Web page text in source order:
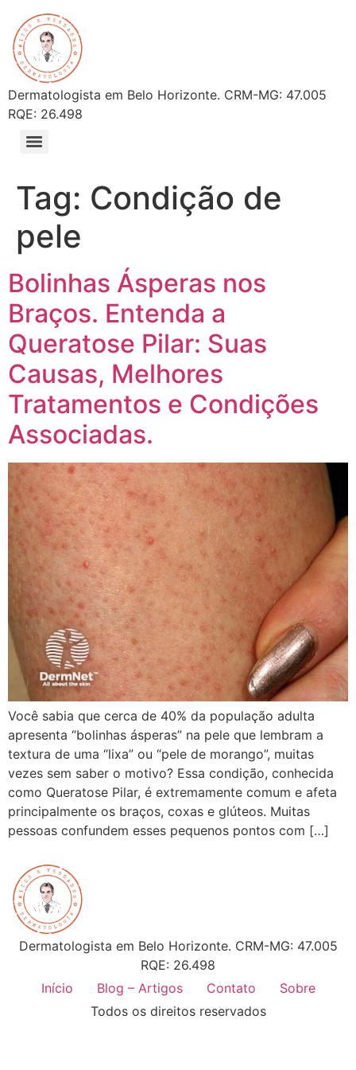
Dermatologista em Belo Horizonte. CRM-MG: 47.005
RQE: 26.498
Tag: Condição de
pele
Bolinhas Ásperas nos
Braços. Entenda a
Queratose Pilar: Suas
Causas, Melhores
Tratamentos e Condições
Associadas.
Você sabia que cerca de 40% da população adulta
apresenta “bolinhas ásperas” na pele que lembram a
textura de uma “lixa” ou “pele de morango”, muitas
vezes sem saber o motivo? Essa condição, conhecida
como Queratose Pilar, é extremamente comum e afeta
principalmente os braços, coxas e glúteos. Muitas
pessoas confundem esses pequenos pontos com […]
Dermatologista em Belo Horizonte. CRM-MG: 47.005
RQE: 26.498
Início
Blog – Artigos Contato
Sobre
Todos os direitos reservados